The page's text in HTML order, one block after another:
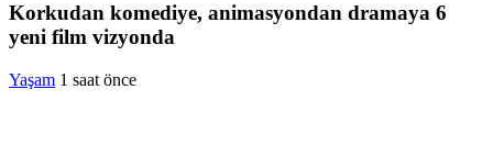
Korkudan komediye, animasyondan dramaya 6
yeni film vizyonda
Yaşam 1 saat önce